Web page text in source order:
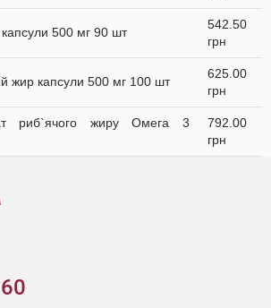
500 мг 90 шт
542.50
грн
жир капсули 500 мг 100 шт
625.00
грн
риб`ячого жиру Омега 3
792.00
грн